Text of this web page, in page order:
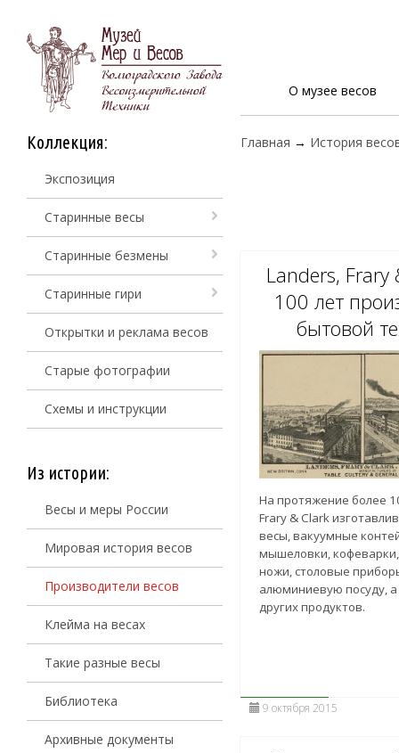
О музее весов
Коллекция:
Экспозиция
Старинные весы
Старинные безмены
Старинные гири
Открытки и реклама весов
Старые фотографии
Схемы и инструкции
Из истории:
Весы и меры России
Мировая история весов
Производители весов
Клейма на весах
Такие разные весы
Библиотека
Архивные документы
Главная → История
Landers,
100 лет
бытовой
На протяжение более
Frary & Clark
весы, вакуумные
мышеловки,
ножи, столовые
алюминиевую посуду,
других продуктов.
9 октября 2015